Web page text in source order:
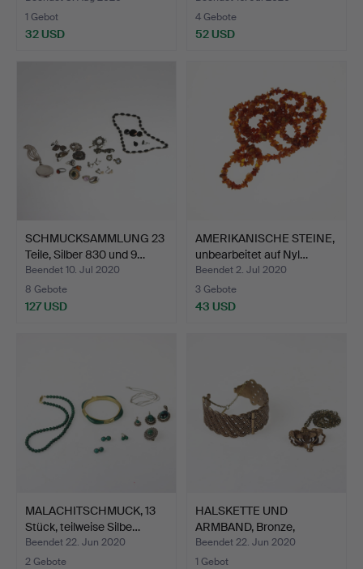
1 Gebot
32 USD
4 Gebote
52 USD
SCHMUCKSAMMLUNG 23
Teile, Silber 830 und 9…
Beendet 10. Jul 2020
8 Gebote
127 USD
AMERIKANISCHE STEINE,
unbearbeitet auf Nyl…
Beendet 2. Jul 2020
3 Gebote
43 USD
MALACHITSCHMUCK, 13
Stück, teilweise Silbe…
Beendet 22. Jun 2020
2 Gebote
HALSKETTE UND
ARMBAND, Bronze,
wahrscheinl…
Beendet 22. Jun 2020
1 Gebot